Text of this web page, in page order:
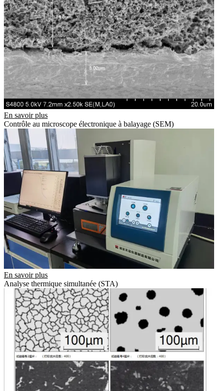
En savoir plus
Contrôle au microscope électronique à balayage (SEM)
En savoir plus
Analyse thermique simultanée (STA)